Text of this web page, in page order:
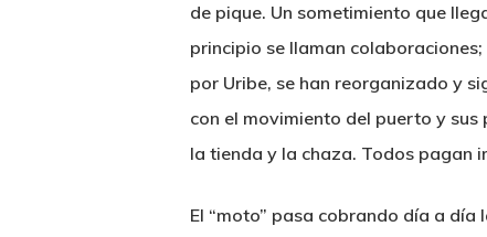
de pique. Un sometimiento que
principio se llaman
por Uribe, se han reorganizado y
con el movimiento del puerto y
la tienda y la chaza. Todos pagan
El “moto” pasa cobrando día a día